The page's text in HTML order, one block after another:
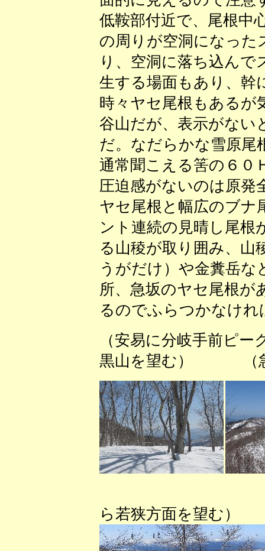
低鞍部付近で、尾根中
の周りが空洞になった
り、空洞に落ち込ん
生する場面もあり、幹
時々ヤセ尾根もあるが
谷山だが、表示がない
だ。なだらかな雪原尾
通常聞こえる筈の６０
圧迫感がないのは原発
ヤセ尾根と幅広のブナ
ント連続の見晴し尾根
る山稜が取り囲み、山
うがだけ）や金糞岳
所、急坂のヤセ尾根が
るのでふらつかなけれ
（安易に分岐手前ピ
黒山を望む） （急
ら若狭方面を望む）